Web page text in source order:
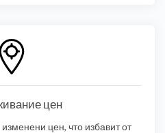
цен
изменени цен, что избавит от